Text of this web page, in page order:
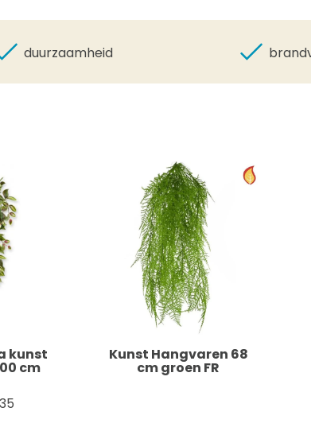
duurzaamheid
kunst
cm
Kunst Hangvaren 68
cm groen FR